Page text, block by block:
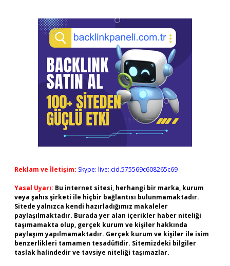
Reklam ve İletişim: Skype: live:.cid.575569c608265c69
Yasal Uyarı: Bu internet sitesi, herhangi bir marka, kurum
veya şahıs şirketi ile hiçbir bağlantısı bulunmamaktadır.
Sitede yalnızca kendi hazırladığımız makaleler
paylaşılmaktadır. Burada yer alan içerikler haber niteliği
taşımamakta olup, gerçek kurum ve kişiler hakkında
paylaşım yapılmamaktadır. Gerçek kurum ve kişiler ile isim
benzerlikleri tamamen tesadüfidir. Sitemizdeki bilgiler
taslak halindedir ve tavsiye niteliği taşımazlar.